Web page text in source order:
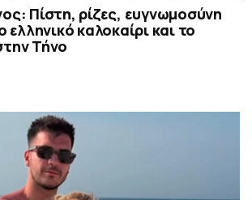
Πίστη, ρίζες, ευγνωμοσύνη
ελληνικό καλοκαίρι και το
Τήνο